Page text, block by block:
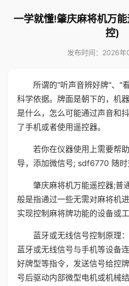
一学就懂!肇庆麻将机万
控)
发布时间：2026年
所谓的"听声音辨好牌"、"
科学依据。牌面是朝下的，机
是什么，怎么可能通过声音和
了手机或者使用遥控器。
若你在仪器使用上需要帮
导，添加微信号; sdf6770 随时
肇庆麻将机万能遥控器;普
般是指通过一些无需对麻将机
实现控制麻将牌功能的设备或工
蓝牙或无线信号控制原理
蓝牙或无线信号与手机等设备
好牌型等指令，发送信号给控
号后驱动内部微型电机或机械